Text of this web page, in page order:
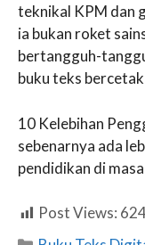
teknikal KPM dan
ia bukan roket
bertangguh-
buku teks
10 Kelebihan
sebenarnya ada
pendidikan di
Post Views: